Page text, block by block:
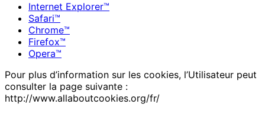
Internet Explorer™
Safari™
Chrome™
Firefox™
Opera™
Pour plus d’information sur les cookies, l’Utilisateur peut
consulter la page suivante :
http://www.allaboutcookies.org/fr/